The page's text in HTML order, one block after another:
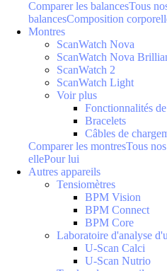
Comparer les balancesTous
balancesComposition
Montres
ScanWatch Nova
ScanWatch Nova
ScanWatch 2
ScanWatch Light
Voir plus
Fonctionnalités
Bracelets
Câbles de
Comparer les montresTous
ellePour lui
Autres appareils
Tensiomètres
BPM Vision
BPM Connect
BPM Core
Laboratoire d'analyse
U-Scan Calci
U-Scan Nutrio